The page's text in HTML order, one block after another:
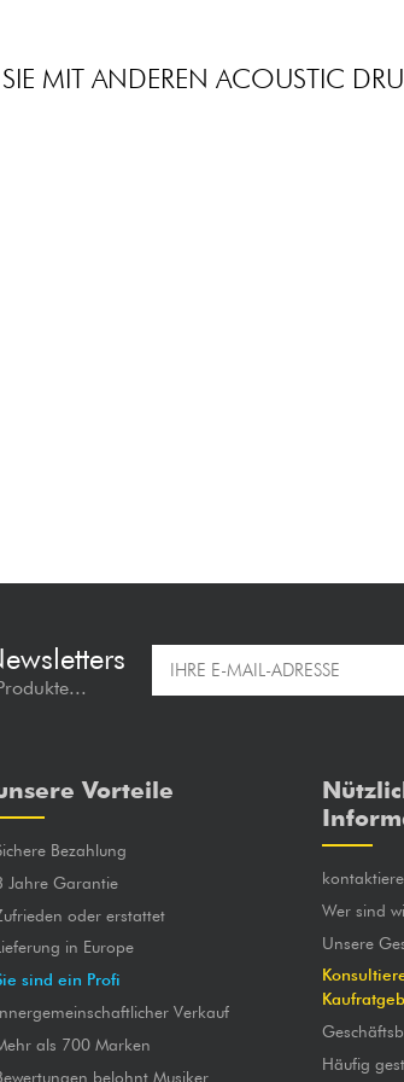
MIT ANDEREN ACOUSTIC
Vorteile
Bezahlung
Jahre Garantie
oder erstattet
in Europe
sind ein Profi
Verkauf
als 700 Marken
belohnt Musiker
Wer sind
Unsere
Häufig